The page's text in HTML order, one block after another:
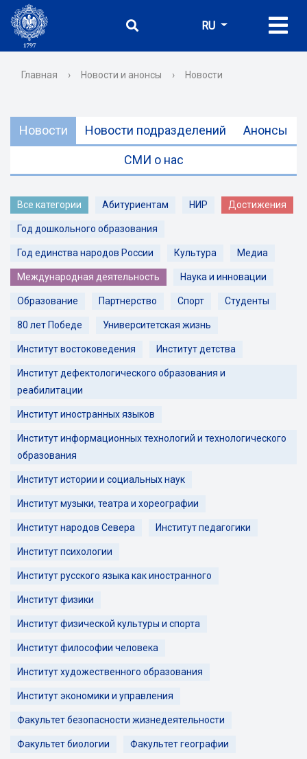
RU
Главная › Новости и анонсы › Новости
Новости Новости подразделений Анонсы
СМИ о нас
Все категории Абитуриентам НИР Достижения
Год дошкольного образования
Год единства народов России Культура Медиа
Международная деятельность Наука и инновации
Образование Партнерство Спорт Студенты
80 лет Победе Университетская жизнь
Институт востоковедения Институт детства
Институт дефектологического образования и
реабилитации
Институт иностранных языков
Институт информационных технологий и технологического
образования
Институт истории и социальных наук
Институт музыки, театра и хореографии
Институт народов Севера Институт педагогики
Институт психологии
Институт русского языка как иностранного
Институт физики
Институт физической культуры и спорта
Институт философии человека
Институт художественного образования
Институт экономики и управления
Факультет безопасности жизнедеятельности
Факультет биологии Факультет географии